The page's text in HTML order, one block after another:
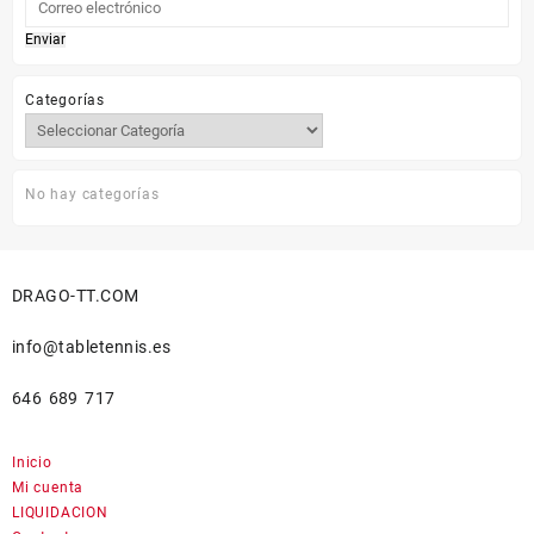
elegir
en
página
Enviar
Categorías
No hay categorías
DRAGO-TT.COM
info@tabletennis.es
646 689 717
Inicio
Mi cuenta
LIQUIDACION